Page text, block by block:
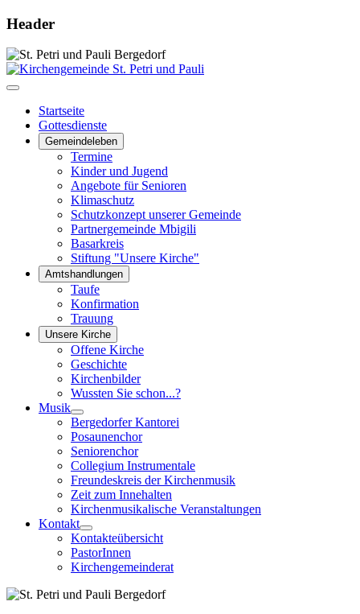
Header
Startseite
Gottesdienste
Gemeindeleben
Termine
Kinder und Jugend
Angebote für Senioren
Klimaschutz
Schutzkonzept unserer Gemeinde
Partnergemeinde Mbigili
Basarkreis
Stiftung "Unsere Kirche"
Amtshandlungen
Taufe
Konfirmation
Trauung
Unsere Kirche
Offene Kirche
Geschichte
Kirchenbilder
Wussten Sie schon...?
Musik
Bergedorfer Kantorei
Posaunenchor
Seniorenchor
Collegium Instrumentale
Freundeskreis der Kirchenmusik
Zeit zum Innehalten
Kirchenmusikalische Veranstaltungen
Kontakt
Kontakteübersicht
PastorInnen
Kirchengemeinderat